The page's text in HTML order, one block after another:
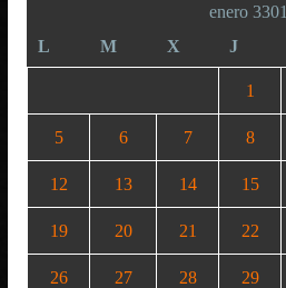
enero 3301
L
M X J
1
5 6 7 8
12 13 14 15
19 20 21 22
26 27 28 29